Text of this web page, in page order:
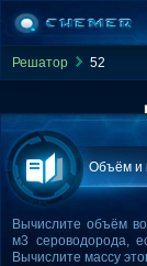
Решатор 52
Объём и
Вычислите объём
м3 сероводорода,
Вычислите массу